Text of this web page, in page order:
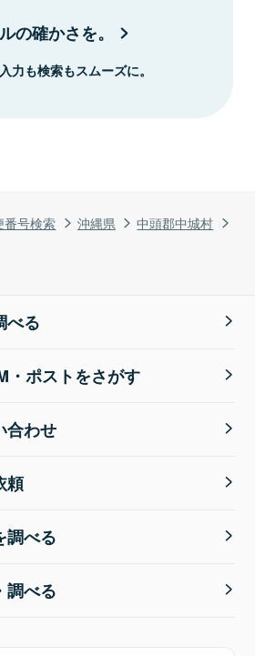
番号検索 沖縄県
中頭郡中城村
の確かさを。
力も検索もスムーズに。
べる
・ポストをさがす
合わせ
頼
調べる
調べる